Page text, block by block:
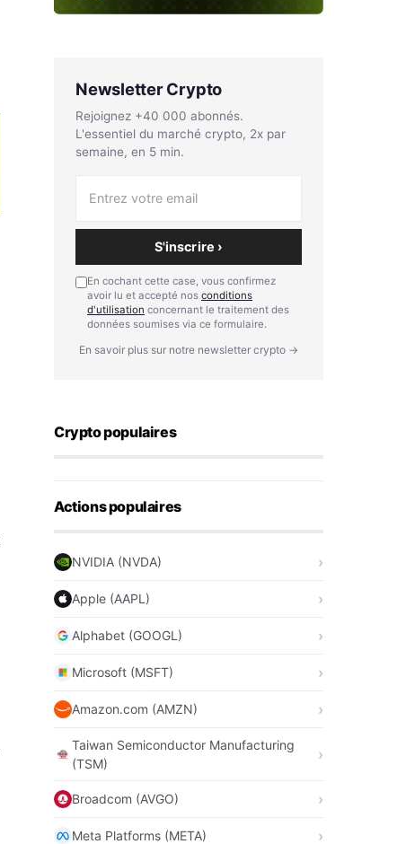
Newsletter Crypto
Rejoignez +40 000 abonnés.
L'essentiel du marché crypto, 2x par
semaine, en 5 min.
S'inscrire ›
En cochant cette case, vous confirmez
avoir lu et accepté nos conditions
d'utilisation concernant le traitement des
données soumises via ce formulaire.
En savoir plus sur notre newsletter crypto →
Crypto populaires
Actions populaires
NVIDIA (NVDA)
Apple (AAPL)
Alphabet (GOOGL)
Microsoft (MSFT)
Amazon.com (AMZN)
Taiwan Semiconductor Manufacturing
(TSM)
Broadcom (AVGO)
Meta Platforms (META)